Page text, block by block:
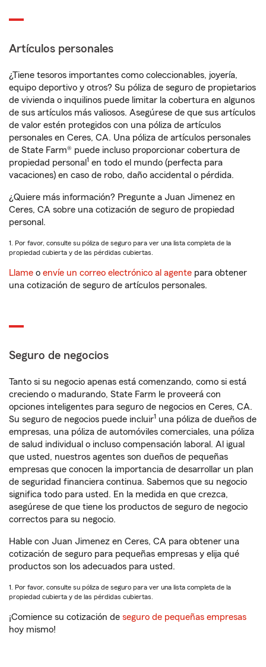
Artículos personales
¿Tiene tesoros importantes como coleccionables, joyería,
equipo deportivo y otros? Su póliza de seguro de propietarios
de vivienda o inquilinos puede limitar la cobertura en algunos
de sus artículos más valiosos. Asegúrese de que sus artículos
de valor estén protegidos con una póliza de artículos
personales en Ceres, CA. Una póliza de artículos personales
de State Farm® puede incluso proporcionar cobertura de
propiedad personal 1 en todo el mundo (perfecta para
vacaciones) en caso de robo, daño accidental o pérdida.
¿Quiere más información? Pregunte a Juan Jimenez en
Ceres, CA sobre una cotización de seguro de propiedad
personal.
1. Por favor, consulte su póliza de seguro para ver una lista completa de la
propiedad cubierta y de las pérdidas cubiertas.
Llame o envíe un correo electrónico al agente para obtener
una cotización de seguro de artículos personales.
Seguro de negocios
Tanto si su negocio apenas está comenzando, como si está
creciendo o madurando, State Farm le proveerá con
opciones inteligentes para seguro de negocios en Ceres, CA.
Su seguro de negocios puede incluir1 una póliza de dueños de
empresas, una póliza de automóviles comerciales, una póliza
de salud individual o incluso compensación laboral. Al igual
que usted, nuestros agentes son dueños de pequeñas
empresas que conocen la importancia de desarrollar un plan
de seguridad financiera continua. Sabemos que su negocio
significa todo para usted. En la medida en que crezca,
asegúrese de que tiene los productos de seguro de negocio
correctos para su negocio.
Hable con Juan Jimenez en Ceres, CA para obtener una
cotización de seguro para pequeñas empresas y elija qué
productos son los adecuados para usted.
1. Por favor, consulte su póliza de seguro para ver una lista completa de la
propiedad cubierta y de las pérdidas cubiertas.
¡Comience su cotización de seguro de pequeñas empresas
hoy mismo!